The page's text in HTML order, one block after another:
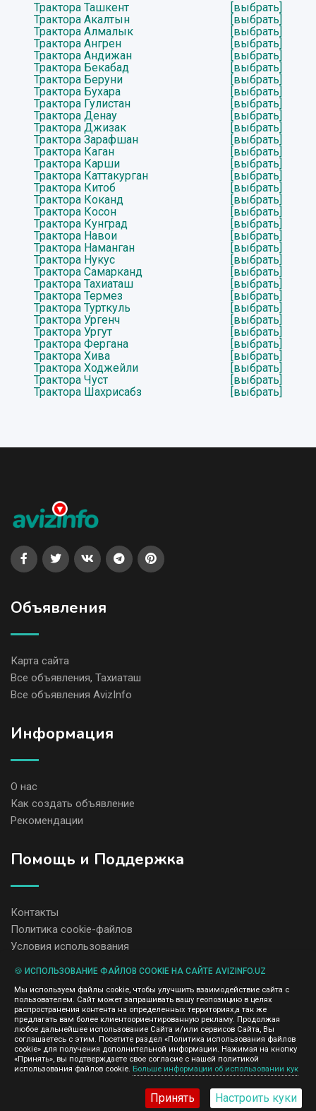
Трактора Ташкент
[выбрать]
Трактора Акалтын
[выбрать]
Трактора Алмалык
[выбрать]
Трактора Ангрен
[выбрать]
Трактора Андижан
[выбрать]
Трактора Бекабад
[выбрать]
Трактора Беруни
[выбрать]
Трактора Бухара
[выбрать]
Трактора Гулистан
[выбрать]
Трактора Денау
[выбрать]
Трактора Джизак
[выбрать]
Трактора Зарафшан
[выбрать]
Трактора Каган
[выбрать]
Трактора Карши
[выбрать]
Трактора Каттакурган
[выбрать]
Трактора Китоб
[выбрать]
Трактора Коканд
[выбрать]
Трактора Косон
[выбрать]
Трактора Кунград
[выбрать]
Трактора Навои
[выбрать]
Трактора Наманган
[выбрать]
Трактора Нукус
[выбрать]
Трактора Самарканд
[выбрать]
Трактора Тахиаташ
[выбрать]
Трактора Термез
[выбрать]
Трактора Турткуль
[выбрать]
Трактора Ургенч
[выбрать]
Трактора Ургут
[выбрать]
Трактора Фергана
[выбрать]
Трактора Хива
[выбрать]
Трактора Ходжейли
[выбрать]
Трактора Чуст
[выбрать]
Трактора Шахрисабз
[выбрать]
Объявления
Карта сайта
Все объявления, Тахиаташ
Все объявления AvizInfo
Информация
О нас
Как создать объявление
Рекомендации
Помощь и Поддержка
Контакты
Политика cookie-файлов
Условия использования
содержание размещенных объявлений.
Мы ценим конфиденциальность наших пользователей. Мы не
передаем и не продаем личную информацию зарегистрированных
пользователей AvizInfo.uz третьим лицам. Мы не отвечаем за
правила конфиденциальности сайтов на которые ссылается
AvizInfo.uz. На некоторых страницах нашего сайта представлена
реклама Google Adsense Advertising Network. Чтобы узнать
подробней о правилах конфиденциальности Googleнажмите тут
🍪 ИСПОЛЬЗОВАНИЕ ФАЙЛОВ COOKIE НА САЙТЕ AVIZINFO.UZ
Мы используем файлы cookie, чтобы улучшить взаимодействие сайта с
пользователем. Сайт может запрашивать вашу геопозицию в целях
распространения контента на определенных территориях,а так же
предлагать вам более клиентоориентированную рекламу. Продолжая
любое дальнейшее использование Сайта и/или сервисов Сайта, Вы
соглашаетесь с этим. Посетите раздел «Политика использования файлов
cookie» для получения дополнительной информации. Нажимая на кнопку
«Принять», вы подтверждаете свое согласие с нашей политикой
использования файлов cookie. Больше информации об использовании кук
Принять Настроить куки